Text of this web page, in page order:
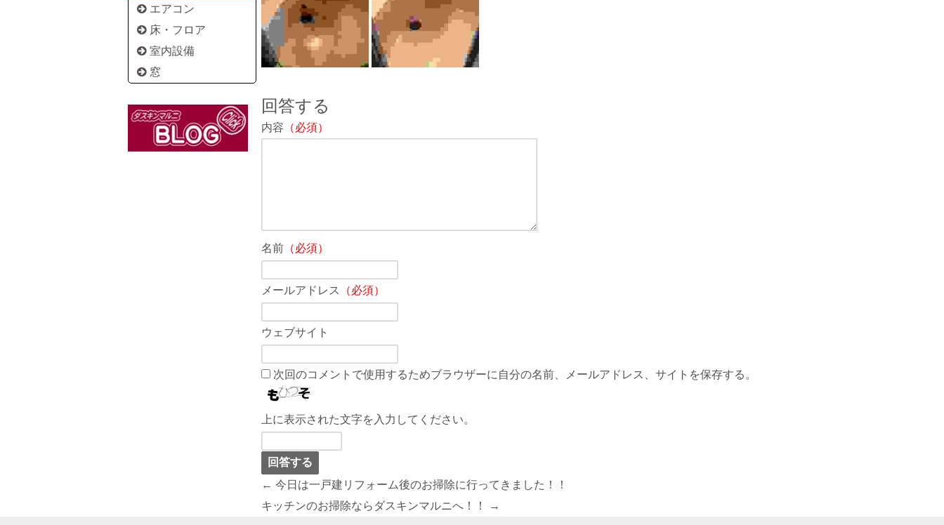
エアコン
床・フロア
室内設備
窓
回答する
内容 （必須）
名前 （必須）
メールアドレス （必須）
ウェブサイト
次回のコメントで使用するためブラウザーに自分の名前、メールアドレス、サイトを保存する。
上に表示された文字を入力してください。
← 今日は一戸建リフォーム後のお掃除に行ってきました！！
キッチンのお掃除ならダスキンマルニへ！！ →